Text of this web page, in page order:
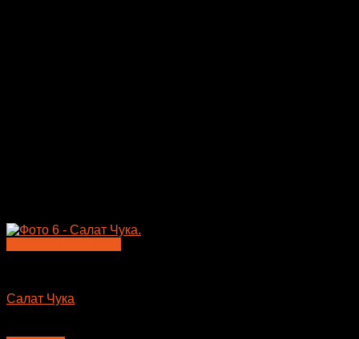
Салат Чука